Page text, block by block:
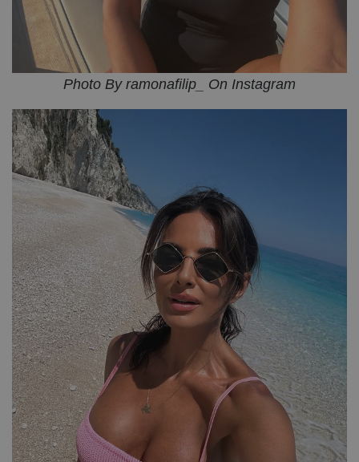
Photo By ramonafilip_ On Instagram